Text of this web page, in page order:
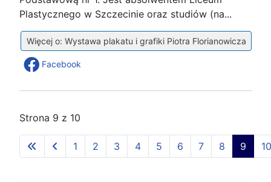
Plastycznego w Szczecinie oraz studiów (na...
Więcej o: Wystawa plakatu i grafiki Piotra Florianowicza
Facebook
Strona 9 z 10
1 2 3 4 5 6 7 8 9 10